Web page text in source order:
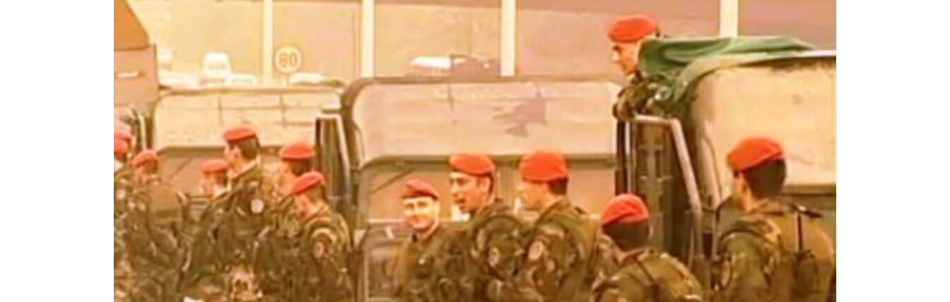
GENOCID U SREBRENICI
POPLAVE I KLIZIŠTA U BIH 2024.
TRI DECENIJE OD RATA U BIH
NASTANAK I RASPAD JUGOSLAVIJE